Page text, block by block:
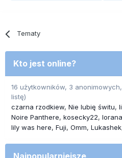
Tematy
Kto jest online?
16 użytkowników, 3
listę)
czarna rzodkiew Nie lubię świtu
Noire Panthere kosecky22 lorana
lily was here Fuji Omm Lukashek